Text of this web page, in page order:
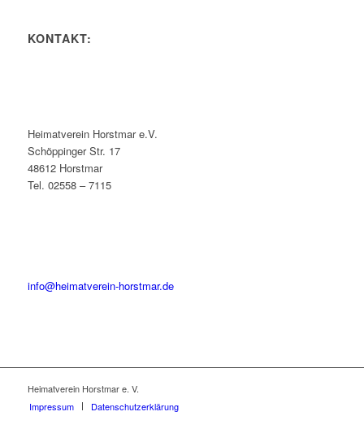
KONTAKT:
Heimatverein Horstmar e.V.
Schöppinger Str. 17
48612 Horstmar
Tel. 02558 – 7115
info@heimatverein-horstmar.de
Heimatverein Horstmar e. V.
Impressum
Datenschutzerklärung